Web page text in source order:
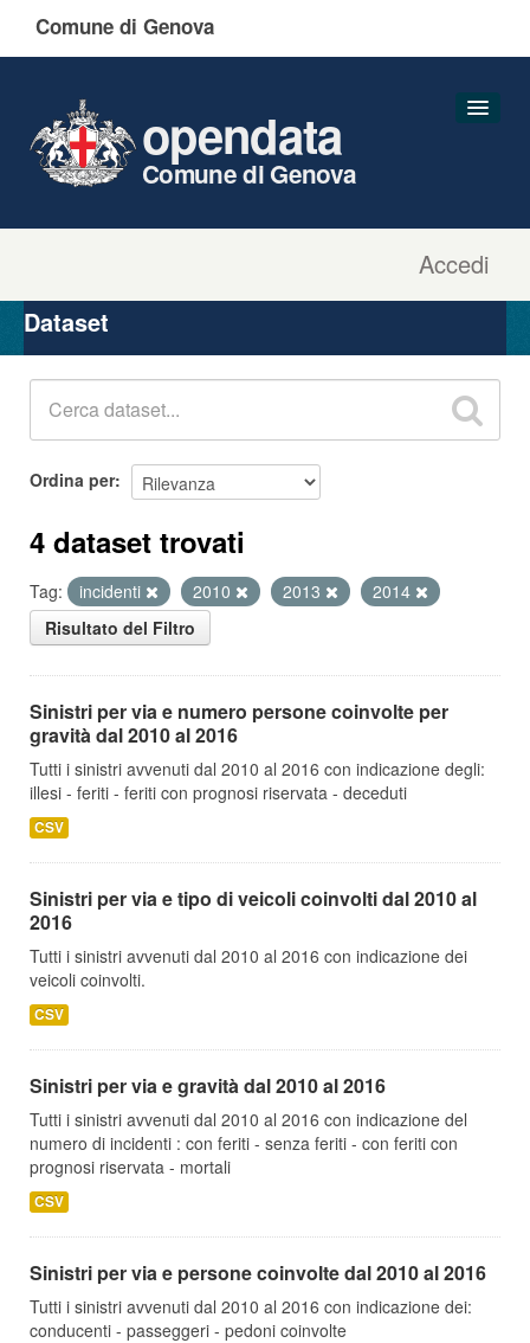
Comune di Genova
Accedi
opendata
Comune di Genova
Organizzazioni
Gruppi
Dataset
Ordina per
4 dataset trovati
Tag: incidenti 2010 2013
2014
Risultato del Filtro
Sinistri per via e numero persone coinvolte per
gravità dal 2010 al 2016
Tutti i sinistri avvenuti dal 2010 al 2016 con indicazione degli:
illesi - feriti - feriti con prognosi riservata - deceduti
CSV
Sinistri per via e tipo di veicoli coinvolti dal 2010 al
2016
Tutti i sinistri avvenuti dal 2010 al 2016 con indicazione dei
veicoli coinvolti.
CSV
Sinistri per via e gravità dal 2010 al 2016
Tutti i sinistri avvenuti dal 2010 al 2016 con indicazione del
numero di incidenti : con feriti - senza feriti - con feriti con
prognosi riservata - mortali
CSV
Sinistri per via e persone coinvolte dal 2010 al 2016
Tutti i sinistri avvenuti dal 2010 al 2016 con indicazione dei:
conducenti - passeggeri - pedoni coinvolte